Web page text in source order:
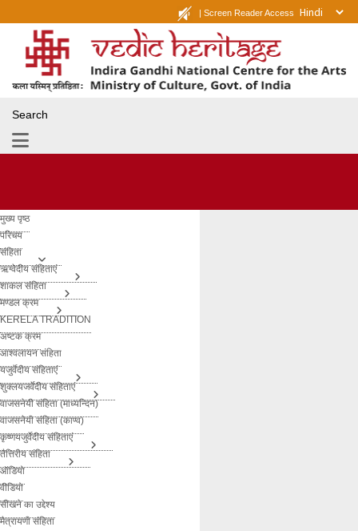
| Screen Reader Access
Search
मुख्य पृष्ठ
परिचय
संहिता
ऋग्वेदीय संहिताएं
शाकल संहिता
मण्डल क्रम
KERELA TRADITION
अष्टक क्रम
आश्वलायन संहिता
यजुर्वेदीय संहिताएं
शुक्लयजर्वेदीय संहिताएं
वाजसनेयी संहिता (माध्यन्दिन)
वाजसनेयी संहिता (काण्व)
कृष्णयजुर्वेदीय संहिताएं
तैत्तिरीय संहिता
ऑडियो
वीडियो
सीखने का उद्देश्य
मैत्रायणी संहिता